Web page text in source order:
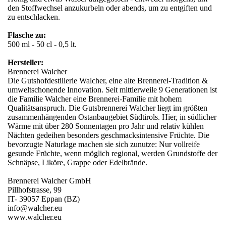
den Stoffwechsel anzukurbeln oder abends, um zu entgiften und
zu entschlacken.
Flasche zu:
500 ml - 50 cl - 0,5 lt.
Hersteller:
Brennerei Walcher
Die Gutshofdestillerie Walcher, eine alte Brennerei-Tradition &
umweltschonende Innovation. Seit mittlerweile 9 Generationen ist
die Familie Walcher eine Brennerei-Familie mit hohem
Qualitätsanspruch. Die Gutsbrennerei Walcher liegt im größten
zusammenhängenden Ostanbaugebiet Südtirols. Hier, in südlicher
Wärme mit über 280 Sonnentagen pro Jahr und relativ kühlen
Nächten gedeihen besonders geschmacksintensive Früchte. Die
bevorzugte Naturlage machen sie sich zunutze: Nur vollreife
gesunde Früchte, wenn möglich regional, werden Grundstoffe der
Schnäpse, Liköre, Grappe oder Edelbrände.
Brennerei Walcher GmbH
Pillhofstrasse, 99
IT- 39057 Eppan (BZ)
info@walcher.eu
www.walcher.eu